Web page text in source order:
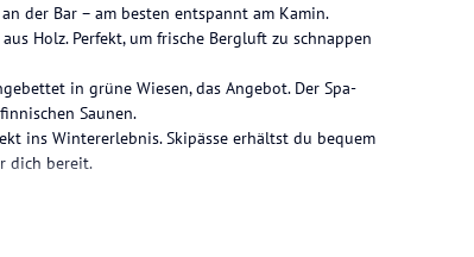
der Bar – am besten entspannt am Kamin.
Holz. Perfekt, um frische Bergluft zu schnappen
in grüne Wiesen, das Angebot. Der Spa-
Saunen.
ins Wintererlebnis. Skipässe erhältst du bequem
dich bereit.
bietet eine ideale Lage inmitten der reizvollen